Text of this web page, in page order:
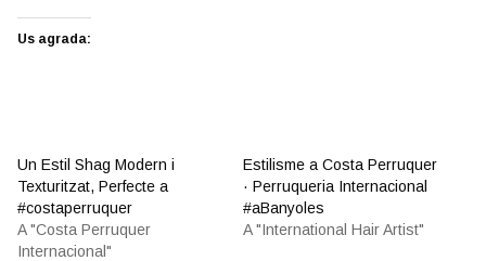
Us agrada:
Un Estil Shag Modern i
Texturitzat, Perfecte a
#costaperruquer
A "Costa Perruquer
Internacional"
Estilisme a Costa Perruquer
· Perruqueria Internacional
#aBanyoles
A "International Hair Artist"